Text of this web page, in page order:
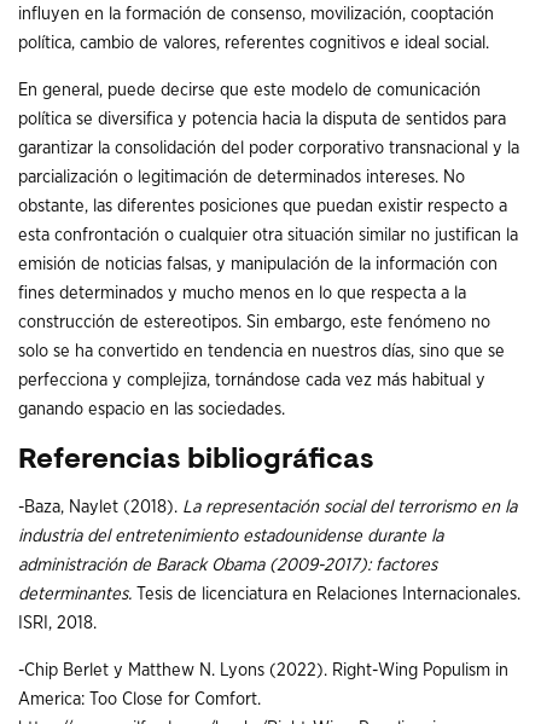
influyen en la formación de consenso, movilización, cooptación
política, cambio de valores, referentes cognitivos e ideal social.
En general, puede decirse que este modelo de comunicación
política se diversifica y potencia hacia la disputa de sentidos para
garantizar la consolidación del poder corporativo transnacional y la
parcialización o legitimación de determinados intereses. No
obstante, las diferentes posiciones que puedan existir respecto a
esta confrontación o cualquier otra situación similar no justifican la
emisión de noticias falsas, y manipulación de la información con
fines determinados y mucho menos en lo que respecta a la
construcción de estereotipos. Sin embargo, este fenómeno no
solo se ha convertido en tendencia en nuestros días, sino que se
perfecciona y complejiza, tornándose cada vez más habitual y
ganando espacio en las sociedades.
Referencias bibliográficas
-Baza, Naylet (2018). La representación social del terrorismo en la
industria del entretenimiento estadounidense durante la
administración de Barack Obama (2009-2017): factores
determinantes.
Tesis de licenciatura en Relaciones Internacionales.
ISRI, 2018.
-Chip Berlet y Matthew N. Lyons (2022). Right-Wing Populism in
America: Too Close for Comfort.